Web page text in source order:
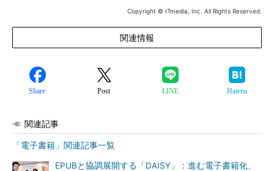
Copyright © ITmedia, Inc. All Rights Reserved.
関連情報
Share Post LINE Hatena
関連記事
「電子書籍」関連記事一覧
EPUBと協調展開する「DAISY」：進む電子書籍化、